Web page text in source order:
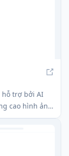
trợ bởi AI
cao hình ảnh